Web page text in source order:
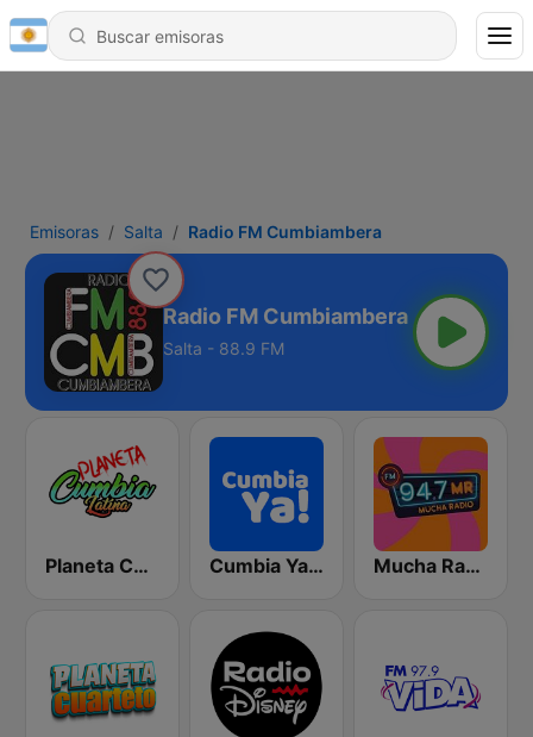
Emisoras Salta Radio FM Cumbiambera
Radio FM Cumbiambera
Salta - 88.9 FM
Planeta Cumbia Latina Cumbia Ya! Radio Mucha Radio 94.7 FM